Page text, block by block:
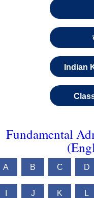
Indian
Fundamental
A B C D
J K L